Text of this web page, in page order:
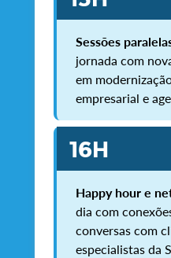
Sessões
jornada com
em
empresarial e
16H
Happy hour e
dia com
conversas com
especialistas da